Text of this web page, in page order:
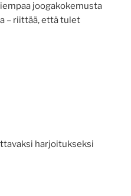
joogakokemusta
– riittää, että tulet
harjoitukseksi